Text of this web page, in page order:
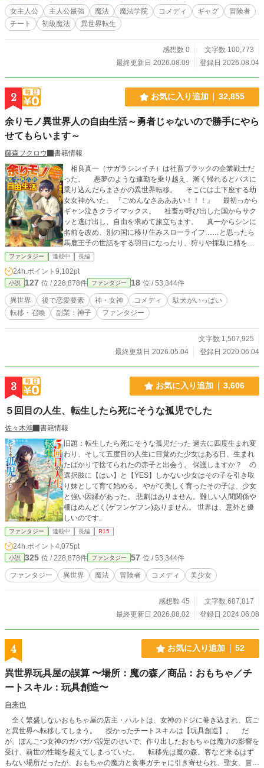
そのすべてが世界の魔法理論から外れていた。 「それのどこが初級魔法なの
よ！」 理論派の少年レオン、眠たげな静寂魔法使いネム、自称一番弟子のリ
リカ、負けず嫌いな黒級主席エルナ。 仲間たちにツッコまれ、呆れられ、時
し、彼女の魔法へ反応する古代施設、黒い紋章を持つ謎の侵入者、そして告げら
少女が、初級魔法だけで魔法学院の常識も、強大な魔物も、古代から続く謎も吹
き飛ばしていく。 爽快バトルと仲間たちの掛け合いで描く、最強女性主人公
の異世界魔法学院ファンタジー。
女主人公 主人公最強 魔法 魔法学院 コメディ ギャグ
冒険者
チート
初級魔法 異世界転生
感想数 0
文字数 100,773
最終更新日 2026.08.09
登録日 2026.08.04
2 お気に入り追加 32,855
余りモノ異世界人の自由生活～勇者じゃないので勝手にやら
せてもらいます～
藤森フクロウ
書籍情報
相良真一（サガラシンイチ）は社畜ブラックの企業戦士だ
った。 悪夢のような連勤を乗り越え、漸く帰れるとバスに
乗り込んだらまさかの異世界転移。 そこには土下座する幼
女女神がいた。 『ごめんなさあああい！！！』 最初っから
ギャン泣きクライマックス。 社畜が呼び出した国からサク
ッと逃げ出し、自由を求めて旅立ちます。 真一からシンに
名前を改め、別の国に移り住みスローライフ……と思ったら
馬鹿王子の世話をする羽目になったり、狩りや採取に精を出
したり、馬鹿王子に暴言を吐いたり、冒険者ランクを上げた
り、女神の愚痴を聞いたり、馬鹿王子を躾けたり、社会貢献
したり…… そんなまったり異世界生活がはじまる――か
も？ ブックマーク30000件突破ありがとうございま
す！！ 第１３回ファンタジー小説大賞にて、特別賞を頂
き書籍化しております。 ♦お知らせ♦ 余りモノ異世界
人の自由生活、コミックス１～６巻が発売中！ 漫画は村
１～８巻は万冬しま先生が、９巻以降は木々ゆうき先生が
また再開しますので、少々お待ちを…… コミカライズの連
載は毎月第二水曜に更新となります。 漫画は村松麻由先生
たまに失敗してトチ狂ったことになっています。 原稿作業
中は、不規則になったり更新が遅れる可能性があります。
現在原稿作業と、私生活のいろいろで感想にはお返事してお
りません。
ファンタジー 連載中 長編
24h.ポイント 9,102pt
小説 127 位 / 228,878件 ファンタジー 18 位 / 53,344件
異世界 後で恋愛要素 神・女神 コメディ
駄犬がいっぱい
転移・召喚
副業：神子 ファンタジー
文字数 1,507,925
最終更新日 2026.05.04
登録日 2020.06.04
3 お気に入り追加 3,606
５回目の人生、転生したら死にそうな孤児でした
佐々木鴻
書籍情報
旧題：転生したら死にそうな孤児だった 過去に四度生まれ変
わり、そして五度目の人生に目覚めた少女はある日、生まれ
たばかりで捨てられたの赤子と出会う。 保護しますか？ の
選択肢に【はい】と【YES】しかない少女はその子を引き取
り妹として育て始める。 やがて美しく育ったその子は、少女
と強い因縁があった。 悲劇はありません。難しい人間関係や
柵はめんどく(ゲフンゲフン)ありません。 世界は、意外と優
しいのです。
ファンタジー 連載中 長編 R15
24h.ポイント 4,075pt
小説 325 位 / 228,878件 ファンタジー 57 位 / 53,344件
ファンタジー 異世界 魔法 冒険者 コメディ 美少女
感想数 45
文字数 687,817
最終更新日 2026.08.02
登録日 2024.06.08
4 お気に入り追加 52
異世界玩具屋の誤算 〜場所：魔の森／商品：おもちゃ／チ
ートスキル：玩具創造〜
自来也
全く繁盛しないおもちゃ屋の店主・ハルトは、女神のドジに巻き込まれ、店ご
と異世界へ転移してしまう。 授かったチートスキルは【玩具創造】。 だ
が、ぽんこつ女神のガバガバ設定のせいで、作り出したおもちゃは魔力の影響を
受け、前世の性能を超えてしまっていた。 転移先は魔の森。客など来るはず
もない場所だったが、おもちゃの魔力と食事ガチャに引き寄せられ、聖女、冒険